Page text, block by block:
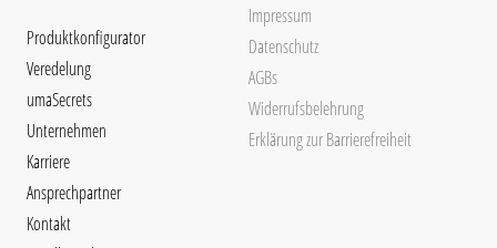
Produktkonfigurator
Veredelung
umaSecrets
Unternehmen
Karriere
Ansprechpartner
Kontakt
Impressum
Datenschutz
AGBs
Widerrufsbelehrung
Erklärung zur Barrierefreiheit